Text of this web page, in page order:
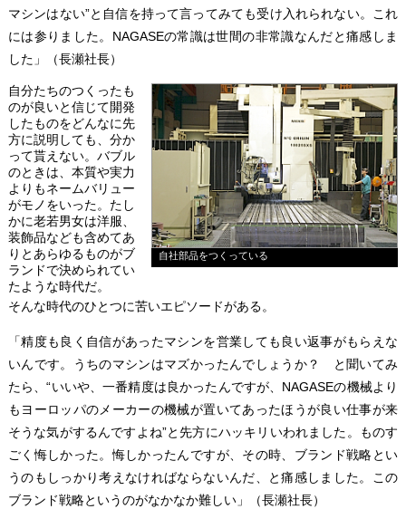
マシンはない”と自信を持って言ってみても受け入れられない。これ
には参りました。NAGASEの常識は世間の非常識なんだと痛感しま
した」（長瀬社長）
自社部品をつくっている
自分たちのつくったも
のが良いと信じて開発
したものをどんなに先
方に説明しても、分か
って貰えない。バブル
のときは、本質や実力
よりもネームバリュー
がモノをいった。たし
かに老若男女は洋服、
装飾品なども含めてあ
りとあらゆるものがブ
ランドで決められてい
たような時代だ。
そんな時代のひとつに苦いエピソードがある。
「精度も良く自信があったマシンを営業しても良い返事がもらえな
いんです。うちのマシンはマズかったんでしょうか？ と聞いてみ
たら、“いいや、一番精度は良かったんですが、NAGASEの機械より
もヨーロッパのメーカーの機械が置いてあったほうが良い仕事が来
そうな気がするんですよね”と先方にハッキリいわれました。ものす
ごく悔しかった。悔しかったんですが、その時、ブランド戦略とい
うのもしっかり考えなければならないんだ、と痛感しました。この
ブランド戦略というのがなかなか難しい」（長瀬社長）